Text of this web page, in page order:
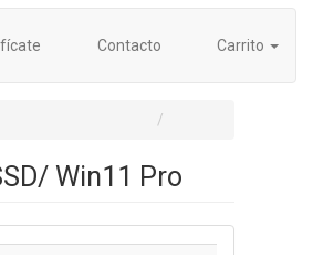
Contacto Carrito
Win11 Pro